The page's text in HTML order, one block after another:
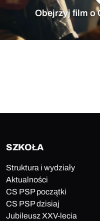
Obejrzyj film o
SZKOŁA
Struktura i wydziały
Aktualności
CS PSP początki
CS PSP dzisiaj
Jubileusz XXV-lecia